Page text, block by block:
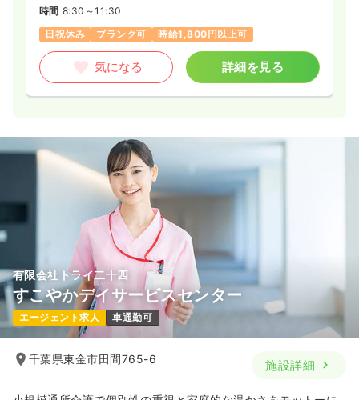
時間 8:30～11:30
日祝休み
ブランク可 時給1,800円以上可
気になる 詳細を見る
有限会社トライ二十四
すこやかデイサービスセンター
エージェント求人 車通勤可
千葉県東金市田間765-6 施設詳細